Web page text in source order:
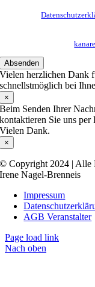
Ich habe die
Zukunft per E-Mail an
Absenden
Vielen herzlichen Dank
schnellstmöglich bei
×
Beim Senden Ihrer
kontaktieren Sie uns per
Vielen Dank.
×
© Copyright 2024 | Alle
Irene Nagel-Brenneis
Impressum
AGB Veranstalter
Page load link
Nach oben